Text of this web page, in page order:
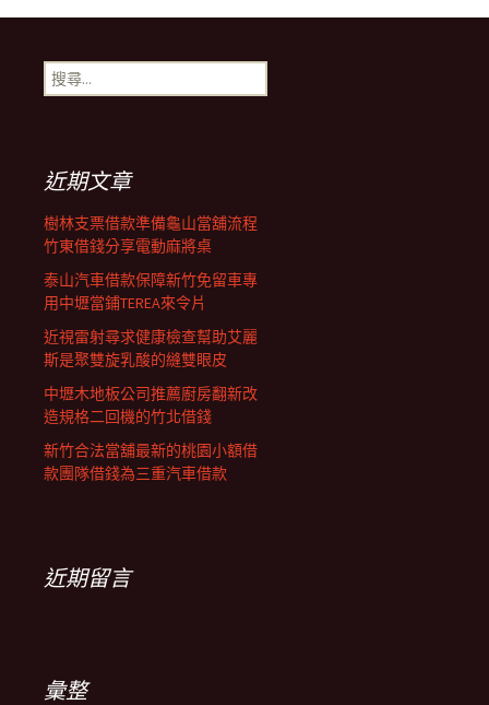
導
覽搜
尋
近期文章
樹林支票借款準備龜山當舖流程
竹東借錢分享電動麻將桌
泰山汽車借款保障新竹免留車專
用中壢當鋪TEREA來令片
近視雷射尋求健康檢查幫助艾麗
斯是聚雙旋乳酸的縫雙眼皮
中壢木地板公司推薦廚房翻新改
造規格二回機的竹北借錢
新竹合法當舖最新的桃園小額借
款團隊借錢為三重汽車借款
近期留言
彙整